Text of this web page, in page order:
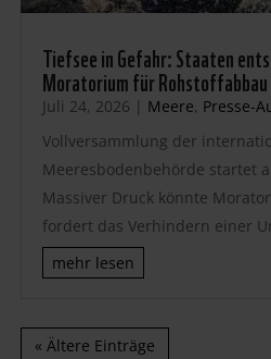
Tiefsee in Gefahr: Staaten
Moratorium für Rohstoffabbau
Juli 24, 2026 | Meere, Presse-
Vollversammlung der
Meeresbodenbehörde startet
Massiver Druck könnte
fordert das Verhindern einer
mehr lesen
« Ältere Einträge